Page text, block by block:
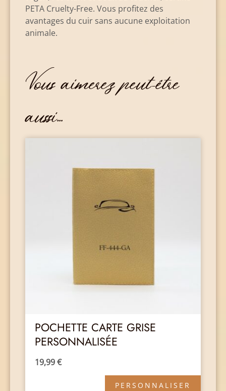
PETA Cruelty-Free. Vous profitez des
avantages du cuir sans aucune exploitation
animale.
Vous aimerez peut-être
aussi…
POCHETTE CARTE GRISE
PERSONNALISÉE
19,99€
PERSONNALISER